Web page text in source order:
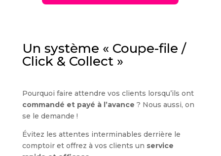
Un système « Coupe-file /
Click & Collect »
Pourquoi faire attendre vos clients lorsqu’ils ont
commandé et payé à l’avance ? Nous aussi, on
se le demande !
Évitez les attentes interminables derrière le
comptoir et offrez à vos clients un service